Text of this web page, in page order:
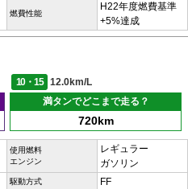
燃費性能
H22年度燃費基準
+5%達成
10・15
12.0km/L
満タンでどこまで走る？
720km
使用燃料
エンジン
レギュラー
ガソリン
駆動方式 FF